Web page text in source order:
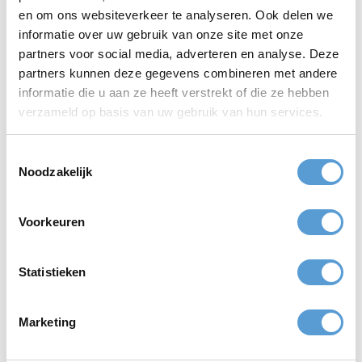
en om ons websiteverkeer te analyseren. Ook delen we
informatie over uw gebruik van onze site met onze
partners voor social media, adverteren en analyse. Deze
partners kunnen deze gegevens combineren met andere
informatie die u aan ze heeft verstrekt of die ze hebben
verzameld op basis van uw gebruik van hun services.
Noodzakelijk
Voorkeuren
Statistieken
Marketing
Gebruik interne communicatie helder: tijd, locatie,
Dit vindt u misschien ook interessant
deze pagina:
Welke bedrijfsuitjes zijn geschikt in de winter